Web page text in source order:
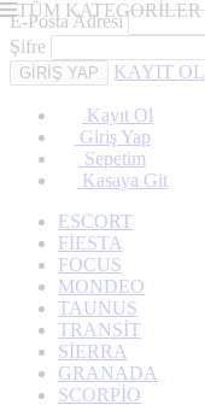
E-Posta Adresi
Şifre
KAYIT OL
Kayıt Ol
Giriş Yap
Sepetim
Kasaya Git
ESCORT
FİESTA
FOCUS
MONDEO
TAUNUS
TRANSİT
SİERRA
GRANADA
SCORPİO
TÜM KATEGORİLER